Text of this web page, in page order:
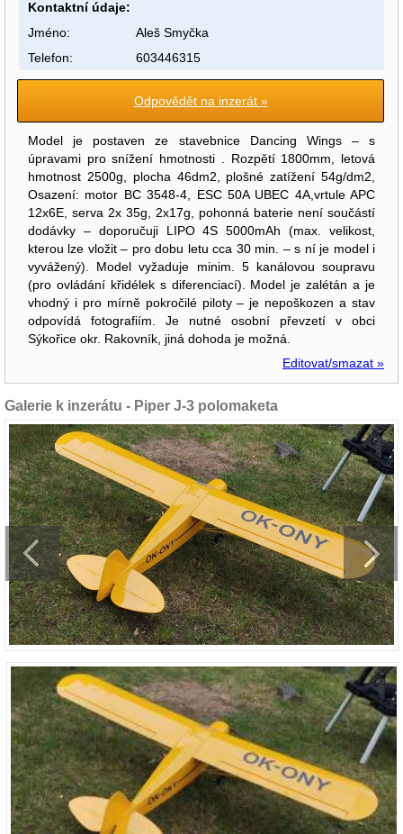
Kontaktní údaje:
Jméno:
Aleš Smyčka
Telefon:
603446315
Odpovědět na inzerát »
Model je postaven ze stavebnice Dancing Wings – s
úpravami pro snížení hmotnosti . Rozpětí 1800mm, letová
hmotnost 2500g, plocha 46dm2, plošné zatížení 54g/dm2,
Osazení: motor BC 3548-4, ESC 50A UBEC 4A,vrtule APC
12x6E, serva 2x 35g, 2x17g, pohonná baterie není součástí
dodávky – doporučuji LIPO 4S 5000mAh (max. velikost,
kterou lze vložit – pro dobu letu cca 30 min. – s ní je model i
vyvážený). Model vyžaduje minim. 5 kanálovou soupravu
(pro ovládání křidélek s diferenciací). Model je zalétán a je
vhodný i pro mírně pokročilé piloty – je nepoškozen a stav
odpovídá fotografiím. Je nutné osobní převzetí v obci
Sýkořice okr. Rakovník, jiná dohoda je možná.
Editovat/smazat »
Galerie k inzerátu - Piper J-3 polomaketa